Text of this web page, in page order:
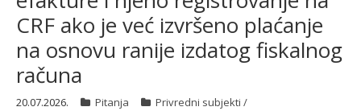
Aktuelno
Podaci
CRF ako je već izvršeno plaćanje
na osnovu ranije izdatog fiskalnog
računa
20.07.2026. Pitanja
Privredni subjekti /